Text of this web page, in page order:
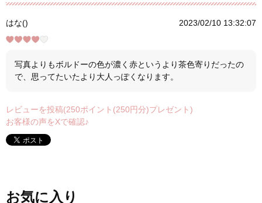
はな() 2023/02/10 13:32:07
写真よりもボルドーの色が濃く赤というより茶色寄りだったの
で、思ってたいたより大人っぽくなります。
レビューを投稿(250ポイント(250円分)プレゼント)
お客様の声をXで確認♪
お気に入り